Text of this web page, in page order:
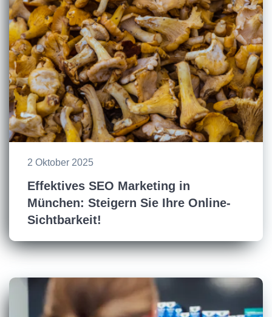
2 Oktober 2025
Effektives SEO Marketing in
München: Steigern Sie Ihre Online-
Sichtbarkeit!